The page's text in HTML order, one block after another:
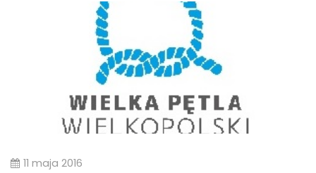
11 maja 2016